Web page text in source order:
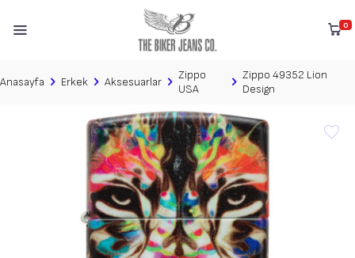
0
Anasayfa Erkek Aksesuarlar
Zippo
USA
Zippo 49352 Lion
Design